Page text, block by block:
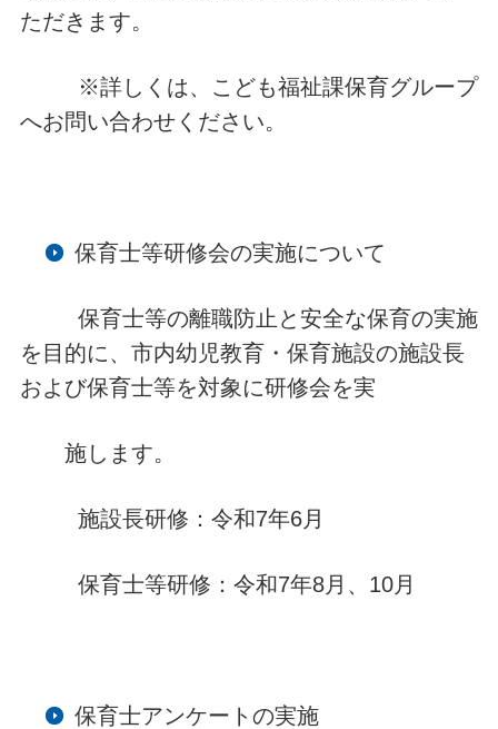
ただきます。
※詳しくは、こども福祉課保育グループ
へお問い合わせください。
保育士等研修会の実施について
保育士等の離職防止と安全な保育の実施
を目的に、市内幼児教育・保育施設の施設長
および保育士等を対象に研修会を実
施します。
施設長研修：令和7年6月
保育士等研修：令和7年8月、10月
保育士アンケートの実施